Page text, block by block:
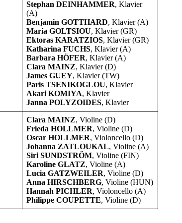
Stephan DEINHAMMER, Klavier
(A)
Benjamin GOTTHARD, Klavier (A)
Maria GOLTSIOU, Klavier (GR)
Ektoras KARATZIOS, Klavier (GR)
Katharina FUCHS, Klavier (A)
Barbara HÖFER, Klavier (A)
Clara MAINZ, Klavier (D)
James GUEY, Klavier (TW)
Paris TSENIKOGLOU, Klavier
Akari KOMIYA, Klavier
Janna POLYZOIDES, Klavier
Clara MAINZ, Violine (D)
Frieda HOLLMER, Violine (D)
Oscar HOLLMER, Violoncello (D)
Johanna ZATLOUKAL, Violine (A)
Siri SUNDSTRÖM, Violine (FIN)
Karoline GLATZ, Violine (A)
Lucia GATZWEILER, Violine (D)
Anna HIRSCHBERG, Violine (HUN)
Hannah PICHLER, Violoncello (A)
Philippe COUPETTE, Violine (D)